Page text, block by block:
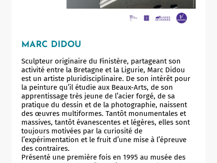
MARC DIDOU
Sculpteur originaire du Finistère, partageant son
activité entre la Bretagne et la Ligurie, Marc Didou
est un artiste pluridisciplinaire. De son intérêt pour
la peinture qu’il étudie aux Beaux-Arts, de son
apprentissage très jeune de l’acier forgé, de sa
pratique du dessin et de la photographie, naissent
des œuvres multiformes. Tantôt monumentales et
massives, tantôt évanescentes et légères, elles sont
toujours motivées par la curiosité de
l’expérimentation et le fruit d’une mise à l’épreuve
des contraires.
Présenté une première fois en 1995 au musée des